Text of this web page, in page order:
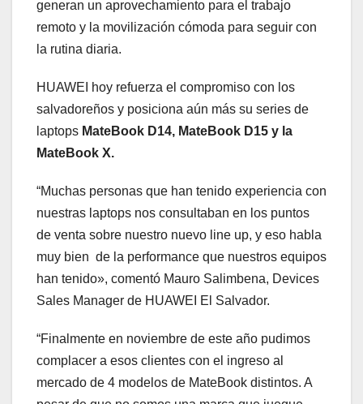
generan un aprovechamiento para el trabajo
remoto y la movilización cómoda para seguir con
la rutina diaria.
HUAWEI hoy refuerza el compromiso con los
salvadoreños y posiciona aún más su series de
laptops MateBook D14, MateBook D15 y la
MateBook X.
“Muchas personas que han tenido experiencia con
nuestras laptops nos consultaban en los puntos
de venta sobre nuestro nuevo line up, y eso habla
muy bien de la performance que nuestros equipos
han tenido», comentó Mauro Salimbena, Devices
Sales Manager de HUAWEI El Salvador.
“Finalmente en noviembre de este año pudimos
complacer a esos clientes con el ingreso al
mercado de 4 modelos de MateBook distintos. A